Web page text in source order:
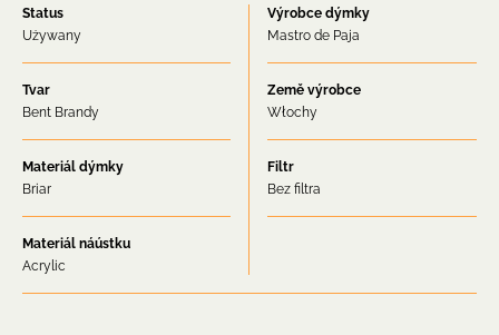
Status
Używany
Výrobce dýmky
Mastro de Paja
Tvar
Bent Brandy
Země výrobce
Włochy
Materiál dýmky
Briar
Filtr
Bez filtra
Materiál náústku
Acrylic